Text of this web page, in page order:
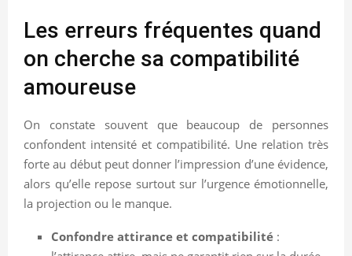
Les erreurs fréquentes quand
on cherche sa compatibilité
amoureuse
On constate souvent que beaucoup de personnes
confondent intensité et compatibilité. Une relation très
forte au début peut donner l’impression d’une évidence,
alors qu’elle repose surtout sur l’urgence émotionnelle,
la projection ou le manque.
Confondre attirance et compatibilité :